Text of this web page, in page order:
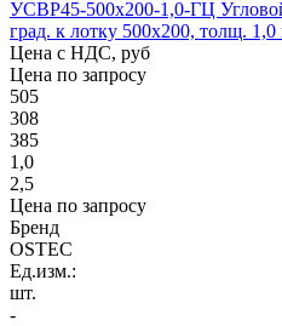
УСВР45-500х200-1,0-ГЦ
град. к лотку 500х200, толщ.
Цена с НДС, руб
Цена по запросу
505
308
385
1,0
2,5
Цена по запросу
Бренд
OSTEC
Ед.изм.:
шт.
-